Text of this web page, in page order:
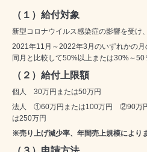
（１）給付対象
新型コロナウイルス感染症の影響を受け
2021年11月～2022年3月のいずれかの
同月と比較して50%以上または30%～50
（２）給付上限額
個人 30万円または50万円
法人 ①60万円または100万円 ②90万
は250万円
※売り上げ減少率、年間売上規模により